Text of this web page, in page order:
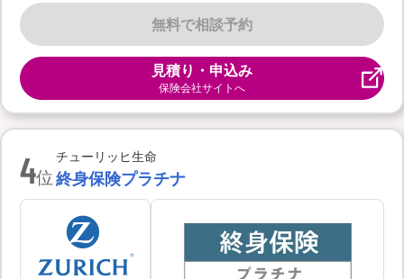
無料で相談予約
見積り・申込み
保険会社サイトへ
4位
チューリッヒ生命
終身保険プラチナ